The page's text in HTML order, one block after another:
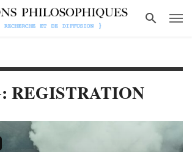
REGISTRATION